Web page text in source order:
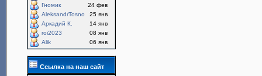
Гномик
24 фев
AleksandrTosno
25 янв
Аркадий К.
14 янв
roi2023
08 янв
Alik
06 янв
Ссылка на наш сайт